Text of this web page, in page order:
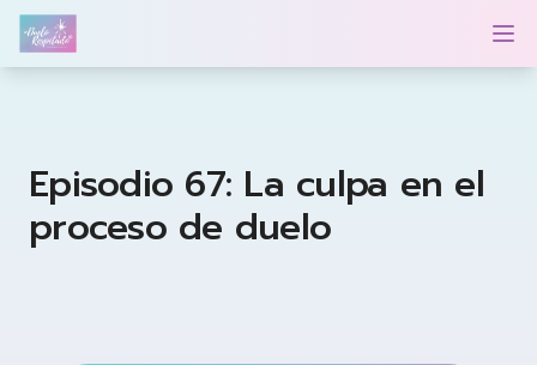
Duelo Respetado Podcast con Georgina González
Episodio 67: La culpa en el
proceso de duelo